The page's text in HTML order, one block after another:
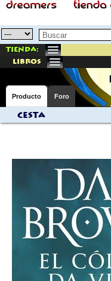
Tienda:
libros
Producto Foro
Cesta